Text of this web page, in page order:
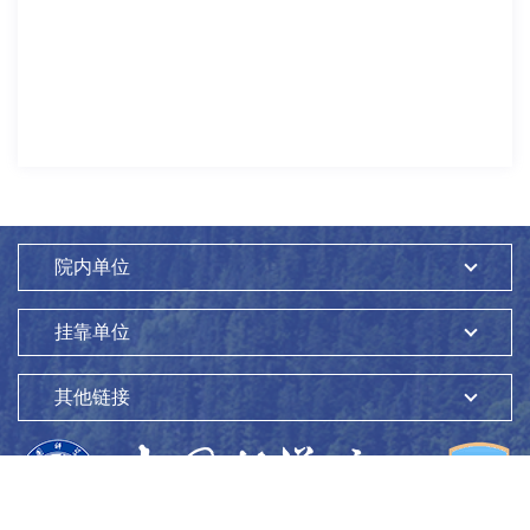
院内单位
挂靠单位
其他链接